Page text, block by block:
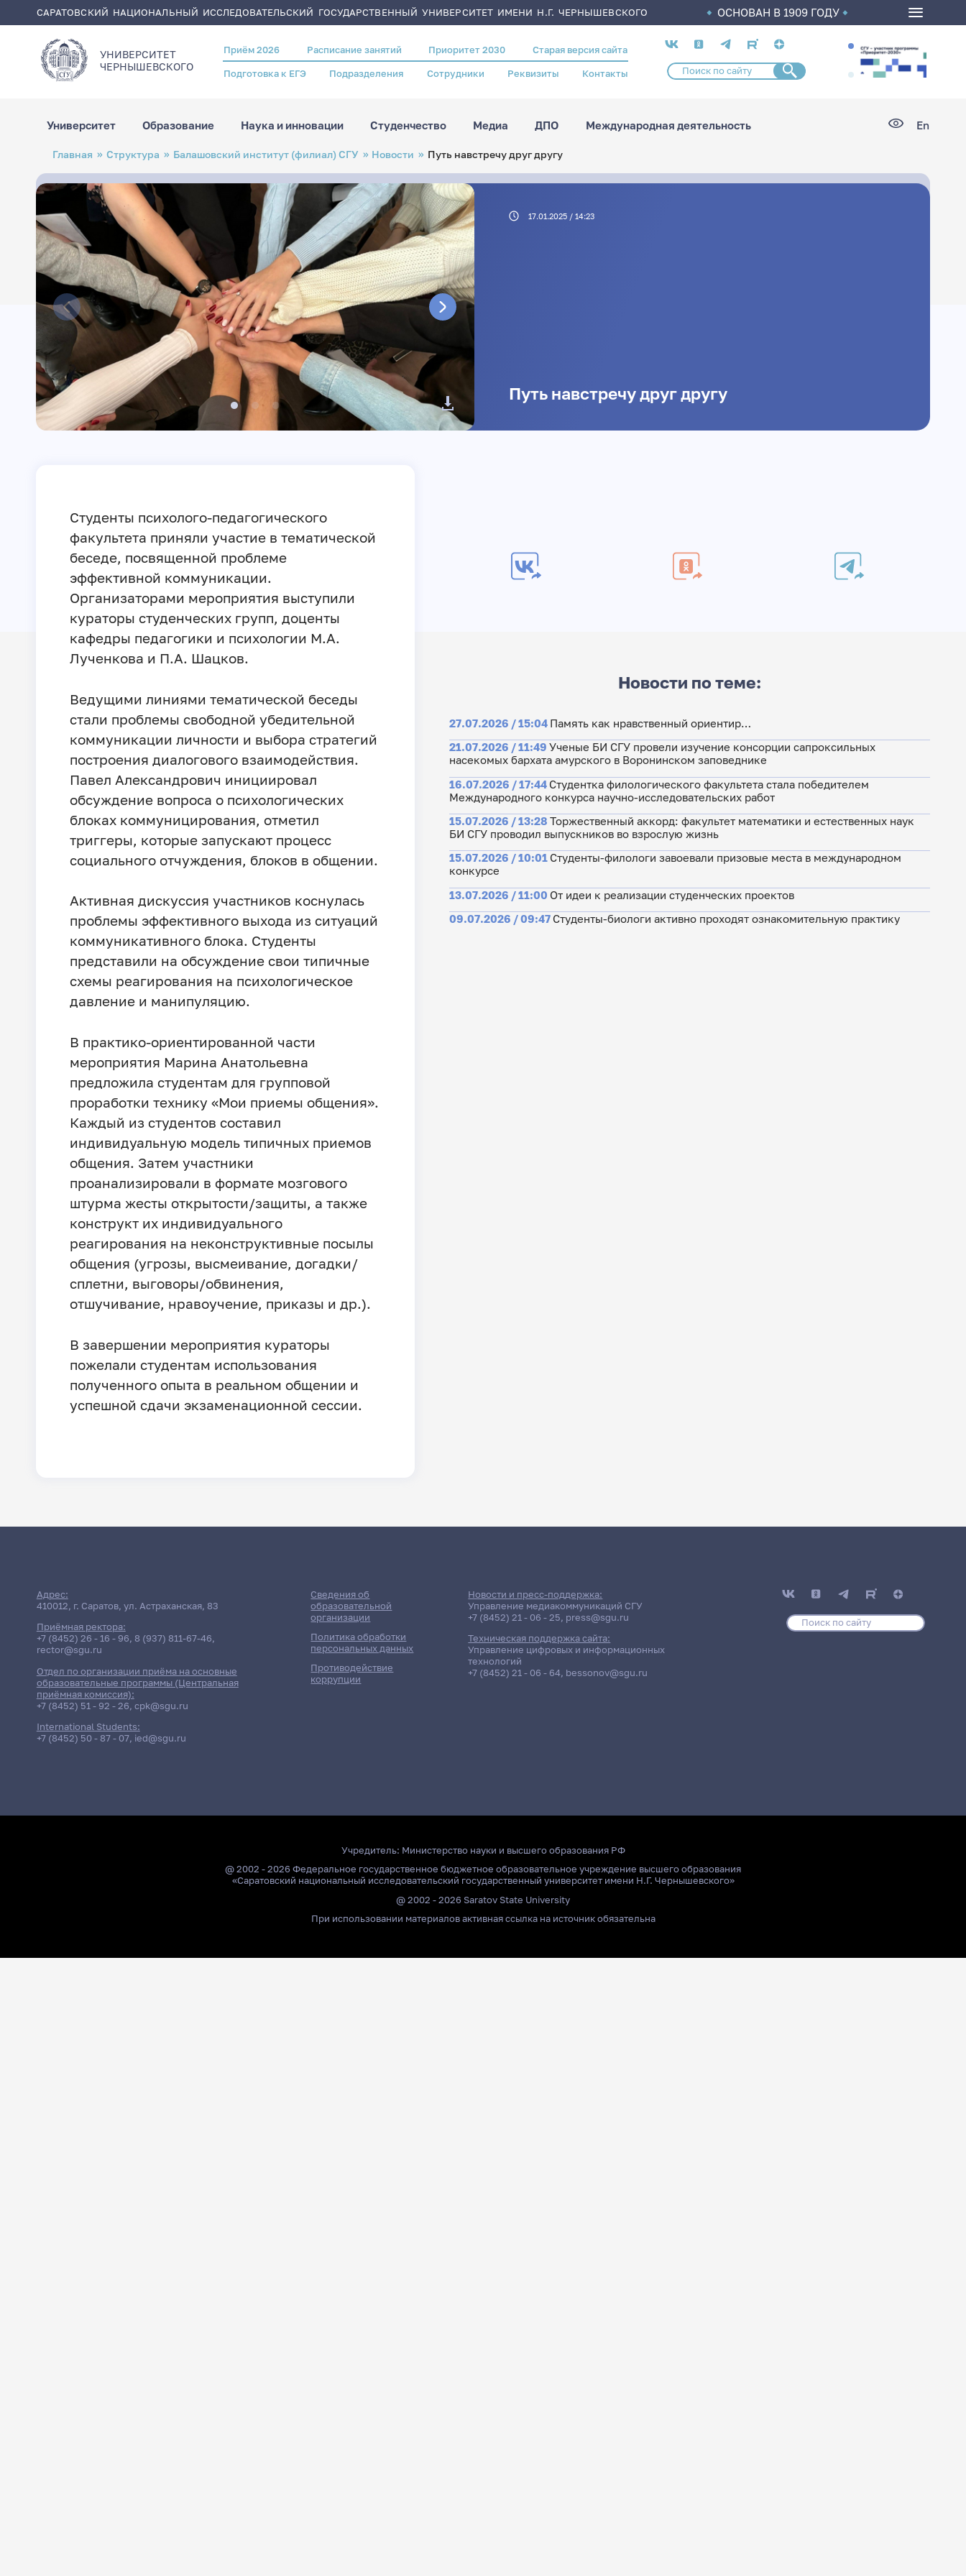
содержанию
САРАТОВСКИЙ НАЦИОНАЛЬНЫЙ ИССЛЕДОВАТЕЛЬСКИЙ ГОСУДАРСТВЕННЫЙ УНИВЕРСИТЕТ ИМЕНИ Н.Г. ЧЕРНЫШЕВСКОГО ОСНОВАН В 1909 ГОДУ
УНИВЕРСИТЕТ
ЧЕРНЫШЕВСКОГO
Header
menu
Приём 2026 Расписание занятий Приоритет 2030 Старая версия сайта
Подготовка к ЕГЭ Подразделения Сотрудники Реквизиты Контакты
Социальные
сети
Университет Образование Наука и инновации Студенчество Медиа ДПО Международная деятельность En
Строка
навигации
Главная Структура Балашовский институт (филиал) СГУ Новости Путь навстречу друг другу
17.01.2025 / 14:23
Путь навстречу друг другу
Студенты психолого-педагогического
факультета приняли участие в тематической
беседе, посвященной проблеме
эффективной коммуникации.
Организаторами мероприятия выступили
кураторы студенческих групп, доценты
кафедры педагогики и психологии М.А.
Лученкова и П.А. Шацков.
Ведущими линиями тематической беседы
стали проблемы свободной убедительной
коммуникации личности и выбора стратегий
построения диалогового взаимодействия.
Павел Александрович инициировал
обсуждение вопроса о психологических
блоках коммуницирования, отметил
триггеры, которые запускают процесс
социального отчуждения, блоков в общении.
Активная дискуссия участников коснулась
проблемы эффективного выхода из ситуаций
коммуникативного блока. Студенты
представили на обсуждение свои типичные
схемы реагирования на психологическое
давление и манипуляцию.
В практико-ориентированной части
мероприятия Марина Анатольевна
предложила студентам для групповой
проработки технику «Мои приемы общения».
Каждый из студентов составил
индивидуальную модель типичных приемов
общения. Затем участники
проанализировали в формате мозгового
штурма жесты открытости/защиты, а также
конструкт их индивидуального
реагирования на неконструктивные посылы
общения (угрозы, высмеивание, догадки/
сплетни, выговоры/обвинения,
отшучивание, нравоучение, приказы и др.).
В завершении мероприятия кураторы
пожелали студентам использования
полученного опыта в реальном общении и
успешной сдачи экзаменационной сессии.
Новости по теме:
27.07.2026 / 15:04 Память как нравственный ориентир…
21.07.2026 / 11:49 Ученые БИ СГУ провели изучение консорции сапроксильных
насекомых бархата амурского в Воронинском заповеднике
16.07.2026 / 17:44 Студентка филологического факультета стала победителем
Международного конкурса научно-исследовательских работ
15.07.2026 / 13:28 Торжественный аккорд: факультет математики и естественных наук
БИ СГУ проводил выпускников во взрослую жизнь
15.07.2026 / 10:01 Студенты-филологи завоевали призовые места в международном
конкурсе
13.07.2026 / 11:00 От идеи к реализации студенческих проектов
09.07.2026 / 09:47 Студенты-биологи активно проходят ознакомительную практику
Адрес:
410012, г. Саратов, ул. Астраханская, 83
Приёмная ректора:
+7 (8452) 26 - 16 - 96, 8 (937) 811-67-46,
rector@sgu.ru
Отдел по организации приёма на основные
образовательные программы (Центральная
приёмная комиссия):
+7 (8452) 51 - 92 - 26, cpk@sgu.ru
International Students:
+7 (8452) 50 - 87 - 07, ied@sgu.ru
Сведения об
образовательной
организации
Политика обработки
персональных данных
Противодействие
коррупции
Новости и пресс-поддержка:
Управление медиакоммуникаций СГУ
+7 (8452) 21 - 06 - 25, press@sgu.ru
Техническая поддержка сайта:
Управление цифровых и информационных
технологий
+7 (8452) 21 - 06 - 64, bessonov@sgu.ru
Учредитель: Министерство науки и высшего образования РФ
@ 2002 - 2026 Федеральное государственное бюджетное образовательное учреждение высшего образования
«Саратовский национальный исследовательский государственный университет имени Н.Г. Чернышевского»
@ 2002 - 2026 Saratov State University
При использовании материалов активная ссылка на источник обязательна